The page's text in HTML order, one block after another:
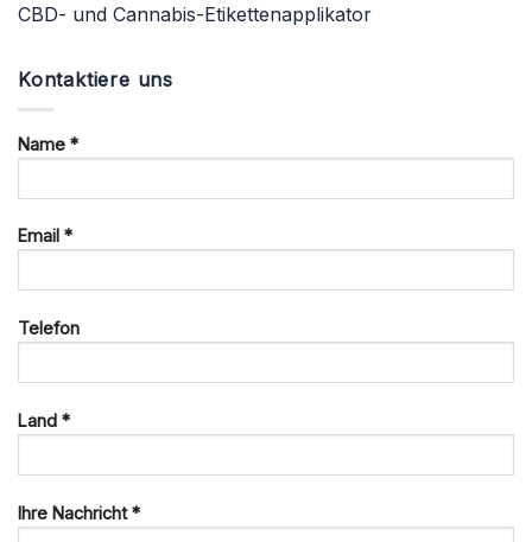
CBD- und Cannabis-Etikettenapplikator
Kontaktiere uns
Name *
Email *
Telefon
Land *
Ihre Nachricht *